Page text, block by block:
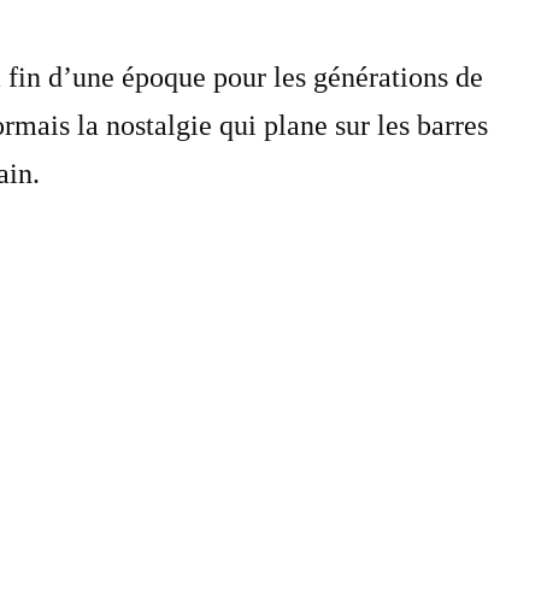
d’une époque pour les générations de
la nostalgie qui plane sur les barres